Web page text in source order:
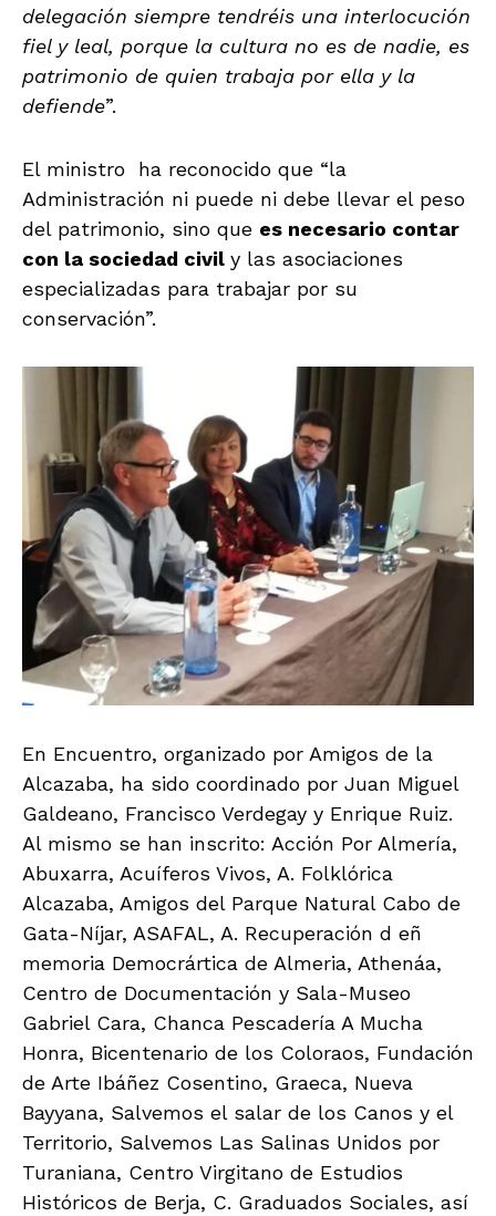
delegación siempre tendréis una interlocución
fiel y leal, porque la cultura no es de nadie, es
patrimonio de quien trabaja por ella y la
defiende”.
El ministro ha reconocido que “la
Administración ni puede ni debe llevar el peso
del patrimonio, sino que es necesario contar
con la sociedad civil y las asociaciones
especializadas para trabajar por su
conservación”.
En Encuentro, organizado por Amigos de la
Alcazaba, ha sido coordinado por Juan Miguel
Galdeano, Francisco Verdegay y Enrique Ruiz.
Al mismo se han inscrito: Acción Por Almería,
Abuxarra, Acuíferos Vivos, A. Folklórica
Alcazaba, Amigos del Parque Natural Cabo de
Gata-Níjar, ASAFAL, A. Recuperación d eñ
memoria Democrártica de Almeria, Athenáa,
Centro de Documentación y Sala-Museo
Gabriel Cara, Chanca Pescadería A Mucha
Honra, Bicentenario de los Coloraos, Fundación
de Arte Ibáñez Cosentino, Graeca, Nueva
Bayyana, Salvemos el salar de los Canos y el
Territorio, Salvemos Las Salinas Unidos por
Turaniana, Centro Virgitano de Estudios
Históricos de Berja, C. Graduados Sociales, así